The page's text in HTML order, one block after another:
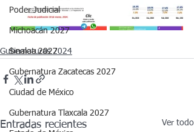
Poder Judicial
Michoacán 2027
Sinaloa 2027
Gubernatura Zacatecas 2027
Ciudad de México
Gubernatura Tlaxcala 2027
Gubernaturas 2024
Entradas recientes Ver todo